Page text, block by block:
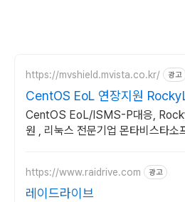
https://mvshield.mvista.co.kr/ 광고
CentOS EoL 연장지원
CentOS EoL/ISMS-P대응,
원 , 리눅스 전문기업 몬타비스타소
https://www.raidrive.com 광고
레이드라이브